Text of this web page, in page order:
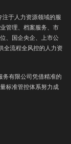
于人力资源领域的服
管理、 档案服务
市
、国企央企、上市公
全流程全风控的人力资
有限公司凭借精准的
标准管控体系努力成